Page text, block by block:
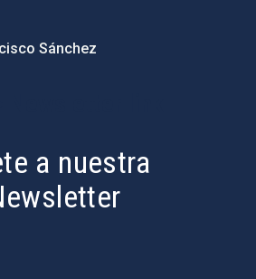
Sánchez
a nuestra